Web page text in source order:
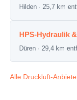
Hilden · 25,7 km
HPS-Hydraulik
Düren · 29,4 km
Alle Druckluft-